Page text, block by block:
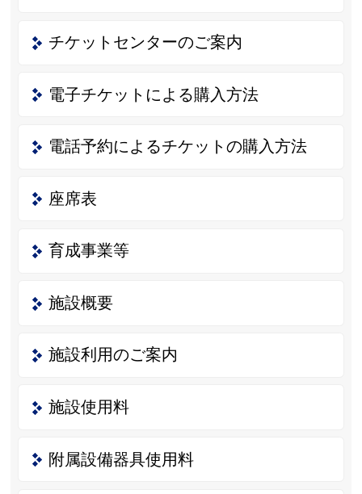
チケットセンターのご案内
電子チケットによる購入方法
電話予約によるチケットの購入方法
座席表
育成事業等
施設概要
施設利用のご案内
施設使用料
附属設備器具使用料